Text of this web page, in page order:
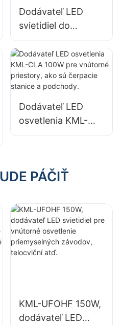
Dodávateľ LED
svietidiel do
vysokých
priestorov KML-
HB30 s výkonom
100 W pre vnútorné
továrňach,
skladoch atď.
Dodávateľ LED
osvetlenia KML-
CLA 100W pre
stanice a
PÁČIŤ
KML-UFOHF 150W,
dodávateľ LED